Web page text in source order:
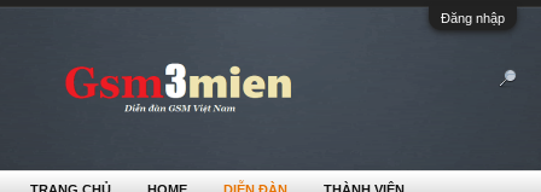
Đăng nhập